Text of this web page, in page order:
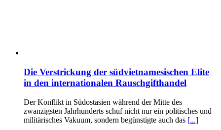
Die Verstrickung der südvietnamesischen Elite
in den internationalen Rauschgifthandel
Der Konflikt in Südostasien während der Mitte des
zwanzigsten Jahrhunderts schuf nicht nur ein politisches und
militärisches Vakuum, sondern begünstigte auch das [...]